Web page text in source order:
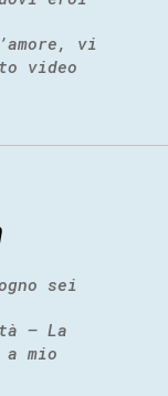
vi
video
sei
– La
a mio